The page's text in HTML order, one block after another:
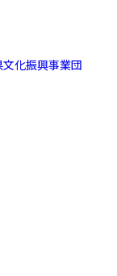
化振興事業団